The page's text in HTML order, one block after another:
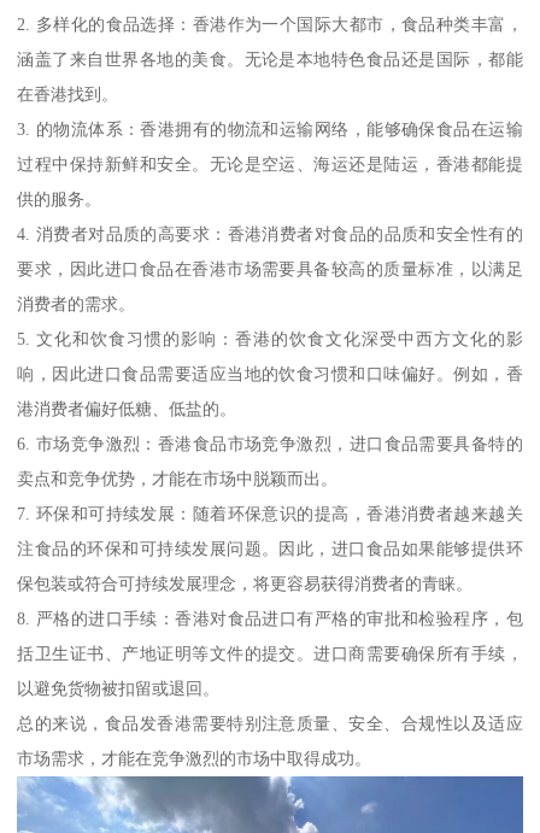
2. 多样化的食品选择：香港作为一个国际大都市，食品种类丰富，
涵盖了来自世界各地的美食。无论是本地特色食品还是国际，都能
在香港找到。
3. 的物流体系：香港拥有的物流和运输网络，能够确保食品在运输
过程中保持新鲜和安全。无论是空运、海运还是陆运，香港都能提
供的服务。
4. 消费者对品质的高要求：香港消费者对食品的品质和安全性有的
要求，因此进口食品在香港市场需要具备较高的质量标准，以满足
消费者的需求。
5. 文化和饮食习惯的影响：香港的饮食文化深受中西方文化的影
响，因此进口食品需要适应当地的饮食习惯和口味偏好。例如，香
港消费者偏好低糖、低盐的。
6. 市场竞争激烈：香港食品市场竞争激烈，进口食品需要具备特的
卖点和竞争优势，才能在市场中脱颖而出。
7. 环保和可持续发展：随着环保意识的提高，香港消费者越来越关
注食品的环保和可持续发展问题。因此，进口食品如果能够提供环
保包装或符合可持续发展理念，将更容易获得消费者的青睐。
8. 严格的进口手续：香港对食品进口有严格的审批和检验程序，包
括卫生证书、产地证明等文件的提交。进口商需要确保所有手续，
以避免货物被扣留或退回。
总的来说，食品发香港需要特别注意质量、安全、合规性以及适应
市场需求，才能在竞争激烈的市场中取得成功。